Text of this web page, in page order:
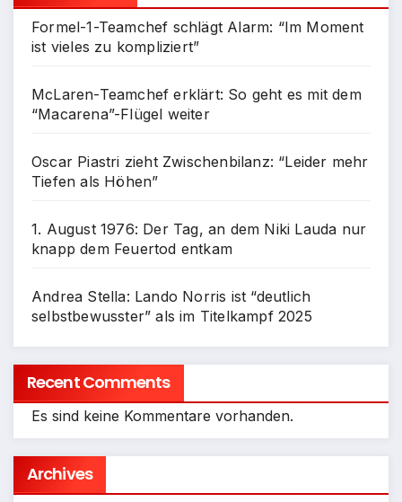
Formel-1-Teamchef schlägt Alarm: “Im Moment
ist vieles zu kompliziert”
McLaren-Teamchef erklärt: So geht es mit dem
“Macarena”-Flügel weiter
Oscar Piastri zieht Zwischenbilanz: “Leider mehr
Tiefen als Höhen”
1. August 1976: Der Tag, an dem Niki Lauda nur
knapp dem Feuertod entkam
Andrea Stella: Lando Norris ist “deutlich
selbstbewusster” als im Titelkampf 2025
Recent Comments
Es sind keine Kommentare vorhanden.
Archives